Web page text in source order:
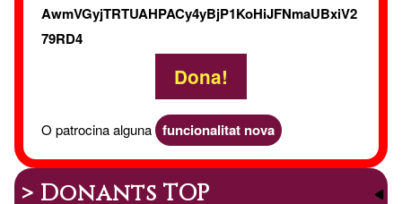
AwmVGyjTRTUAHPACy4yBjP1KoHiJFNmaUBxiV2
79RD4
Dona!
O patrocina alguna funcionalitat nova
> Donants TOP